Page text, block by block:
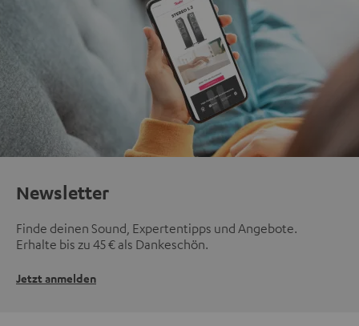
Newsletter
Finde deinen Sound, Expertentipps und Angebote.
Erhalte bis zu 45 € als Dankeschön.
Jetzt anmelden